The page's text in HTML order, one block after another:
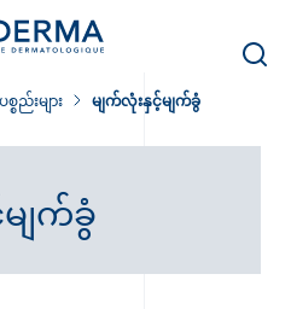
းများ မျက်လုံးနှင့်မျက်ခွံ
ျက်ခွံ